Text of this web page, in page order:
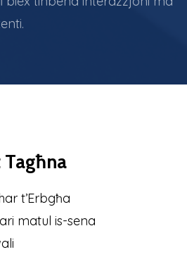
t’Erbgħa
matul is-sena